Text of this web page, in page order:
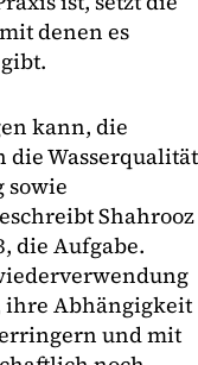
denen es
kann, die
Wasserqualität
sowie
Shahrooz
die Aufgabe.
Abhängigkeit
und mit